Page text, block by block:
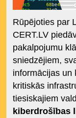
Rūpējoties par
CERT.LV
pakalpojumu
sniedzējiem,
informācijas un
kritiskās
tiesiskajiem
kiberdrošības